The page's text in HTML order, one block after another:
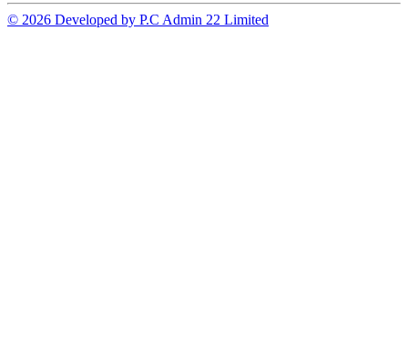
© 2026 Developed by P.C Admin 22 Limited